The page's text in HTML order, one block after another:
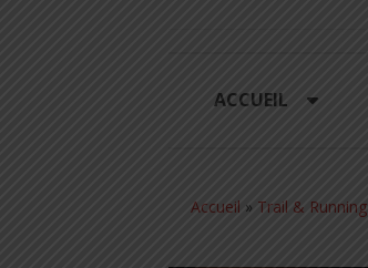
ACCUEIL
Accueil » Trail & Running